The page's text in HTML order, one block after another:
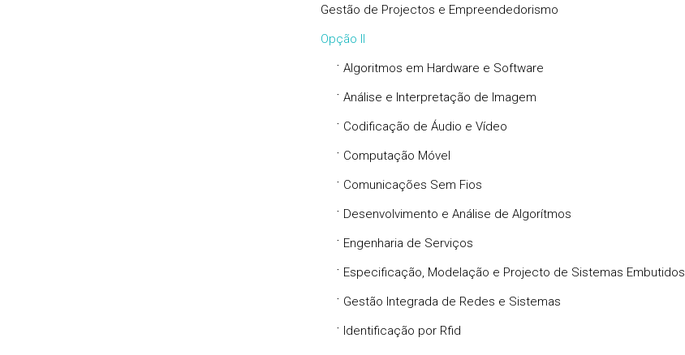
Gestão de Projectos e Empreendedorismo
Opção II
· Algoritmos em Hardware e Software
· Análise e Interpretação de Imagem
· Codificação de Áudio e Vídeo
· Computação Móvel
· Comunicações Sem Fios
· Desenvolvimento e Análise de Algorítmos
· Engenharia de Serviços
· Especificação, Modelação e Projecto de Sistemas Embutidos
· Gestão Integrada de Redes e Sistemas
· Identificação por Rfid